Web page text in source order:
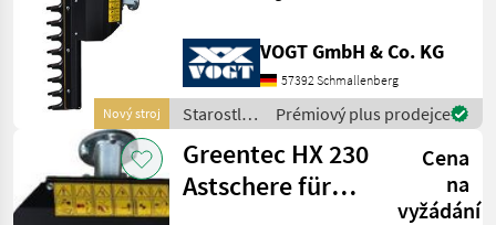
Nový stroj
/Traktor
professionelle
Landschaftspflegetechnik =
Mehrere VOGT-Standorte +
100 Servicepartner in
Deutsch
VOGT GmbH & Co. KG
57392 Schmallenberg
Starostlivosť
o stromy /
Greentec
Prémiový plus prodejce
Greentec HX 230
Astschere für
Cena
na
vyžádání